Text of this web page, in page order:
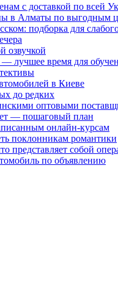
с доставкой по всей
в Алматы по выгодным
подборка для
озвучкой
лучшее время для
в Киеве
до редких
оптовыми
— пошаговый план
онлайн-курсам
поклонникам романтики
представляет собой
по объявлению